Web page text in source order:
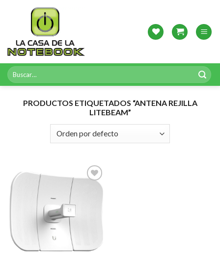
Buscar
por:
PRODUCTOS ETIQUETADOS “ANTENA REJILLA
LITEBEAM”